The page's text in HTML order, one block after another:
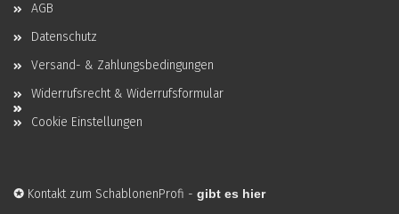
AGB
Datenschutz
Versand- & Zahlungsbedingungen
Widerrufsrecht & Widerrufsformular
Cookie Einstellungen
✪ Kontakt zum SchablonenProfi - gibt es hier